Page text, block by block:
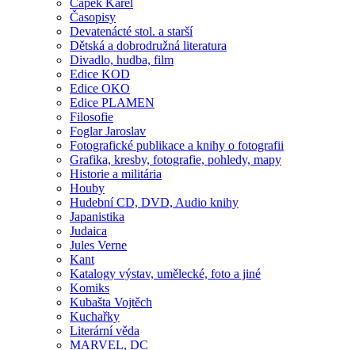
Časopisy
Devatenácté stol. a starší
Dětská a dobrodružná literatura
Divadlo, hudba, film
Edice KOD
Edice OKO
Edice PLAMEN
Filosofie
Foglar Jaroslav
Fotografické publikace a knihy o fotografii
Grafika, kresby, fotografie, pohledy, mapy
Historie a militária
Houby
Hudební CD, DVD, Audio knihy
Japanistika
Judaica
Jules Verne
Kant
Katalogy výstav, umělecké, foto a jiné
Komiks
Kubašta Vojtěch
Kuchařky
Literární věda
MARVEL, DC